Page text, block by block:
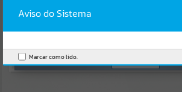
Resultados para
Portais
Por favor, aguarde...
Aviso do Sistema
Marcar como lido.
https://paraiso.atende.net/cidadao/pagina/static/
6ac3.js?v=e79a7b9c:47
OK